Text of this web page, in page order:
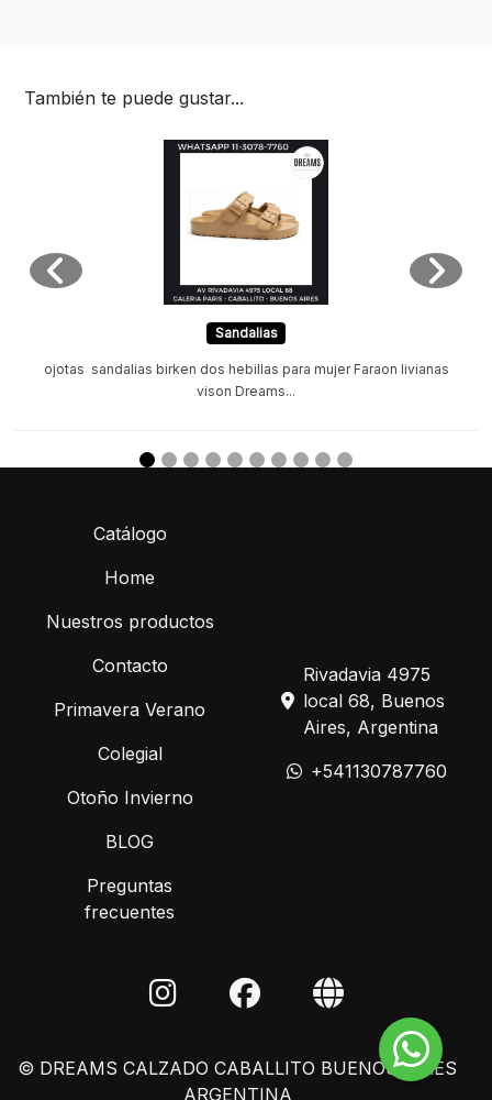
También te puede gustar...
Sandalias
ojotas sandalias birken dos hebillas para mujer Faraon livianas
vison Dreams...
Catálogo
Home
Nuestros productos
Contacto
Primavera Verano
Colegial
Otoño Invierno
BLOG
Preguntas
frecuentes
Rivadavia 4975
local 68, Buenos
Aires, Argentina
+541130787760
© DREAMS CALZADO CABALLITO BUENOS AIRES
ARGENTINA